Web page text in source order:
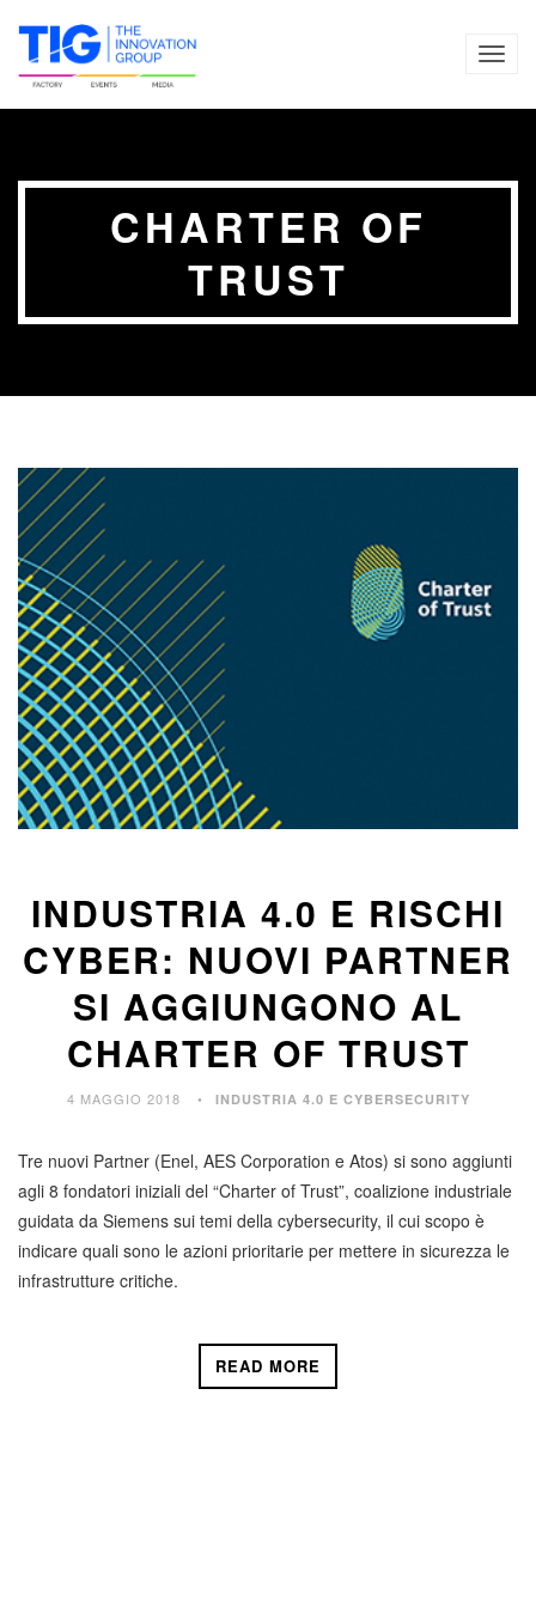
CHARTER OF
TRUST
INDUSTRIA 4.0 E RISCHI
CYBER: NUOVI PARTNER
SI AGGIUNGONO AL
CHARTER OF TRUST
4 MAGGIO 2018 INDUSTRIA 4.0 E CYBERSECURITY
Tre nuovi Partner (Enel, AES Corporation e Atos) si sono aggiunti
agli 8 fondatori iniziali del “Charter of Trust”, coalizione industriale
guidata da Siemens sui temi della cybersecurity, il cui scopo è
indicare quali sono le azioni prioritarie per mettere in sicurezza le
infrastrutture critiche.
READ MORE